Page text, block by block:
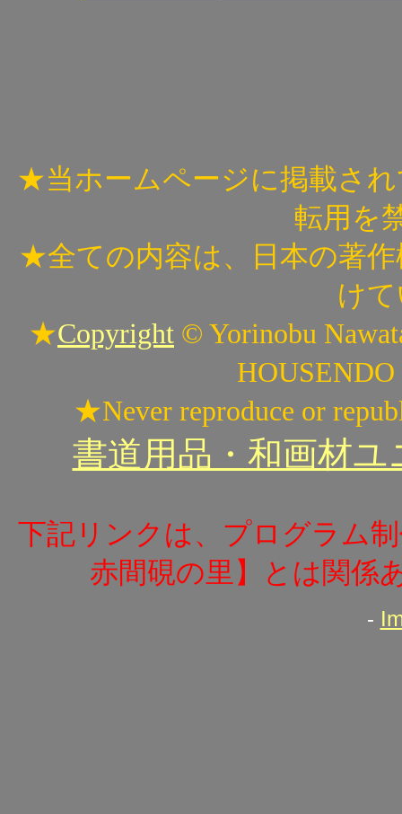
★当ホームページに掲載さ
転用を
★全ての内容は、日本の著
け
★Copyright © Yorinobu
★Never reproduce or
書道用品・和画材ユ
下記リンクは、プログラム
赤間硯の里】とは関係
-